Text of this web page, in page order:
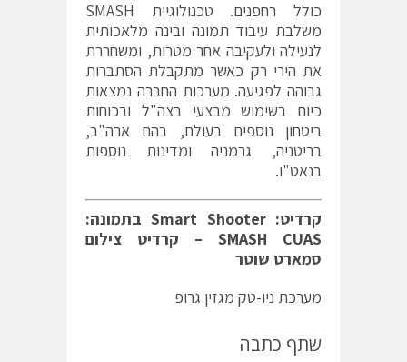
כולל רחפנים. טכנולוגיית SMASH
משלבת עיבוד תמונה ובינה מלאכותית
לנעילה ולעקיבה אחר מטרות, ומשחררת
את הירי רק כאשר מתקבלת הסתברות
גבוהה לפגיעה. מערכות החברה נמצאות
כיום בשימוש מבצעי בצה"ל ובכוחות
ביטחון נוספים בעולם, בהם ארה"ב,
בריטניה, גרמניה ומדינות נוספות
בנאט"ו.
קרדיט: Smart Shooter בתמונה:
SMASH CUAS – קרדיט צילום
סמארט שוטר
מערכת ניו-טק מגזין גרופ
שתף כתבה